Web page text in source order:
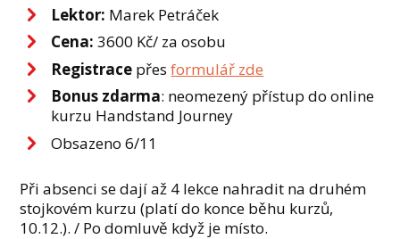
Lektor: Marek Petráček
Cena: 3600 Kč/ za osobu
Registrace přesformulář zde
Bonus zdarma: neomezený přístup do online
kurzu Handstand Journey
Obsazeno 6/11
Při absenci se dají až 4 lekce nahradit na druhém
stojkovém kurzu (platí do konce běhu kurzů,
10.12.). / Po domluvě když je místo.